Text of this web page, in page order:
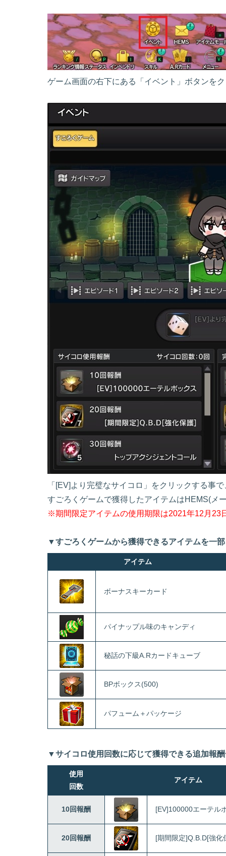
ゲーム画面の右下にある「イベント」ボタンを
「[EV]より完璧なサイコロ」をクリックする事
すごろくゲームで獲得したアイテムはHEMS(メ
※期間限定アイテムの使用期限は2021年12月23
▼すごろくゲームから獲得できるアイテムを一
アイテム
ボーナスキーカード
パイナップル味のキャンディ
秘話の下級A.Rカードキューブ
BPボックス(500)
パフューム＋パッケージ
▼サイコロ使用回数に応じて獲得できる追加報
使用
回数
アイテム
10回報酬 [EV]100000エーテル
20回報酬 [期間限定]Q.B.D[強化